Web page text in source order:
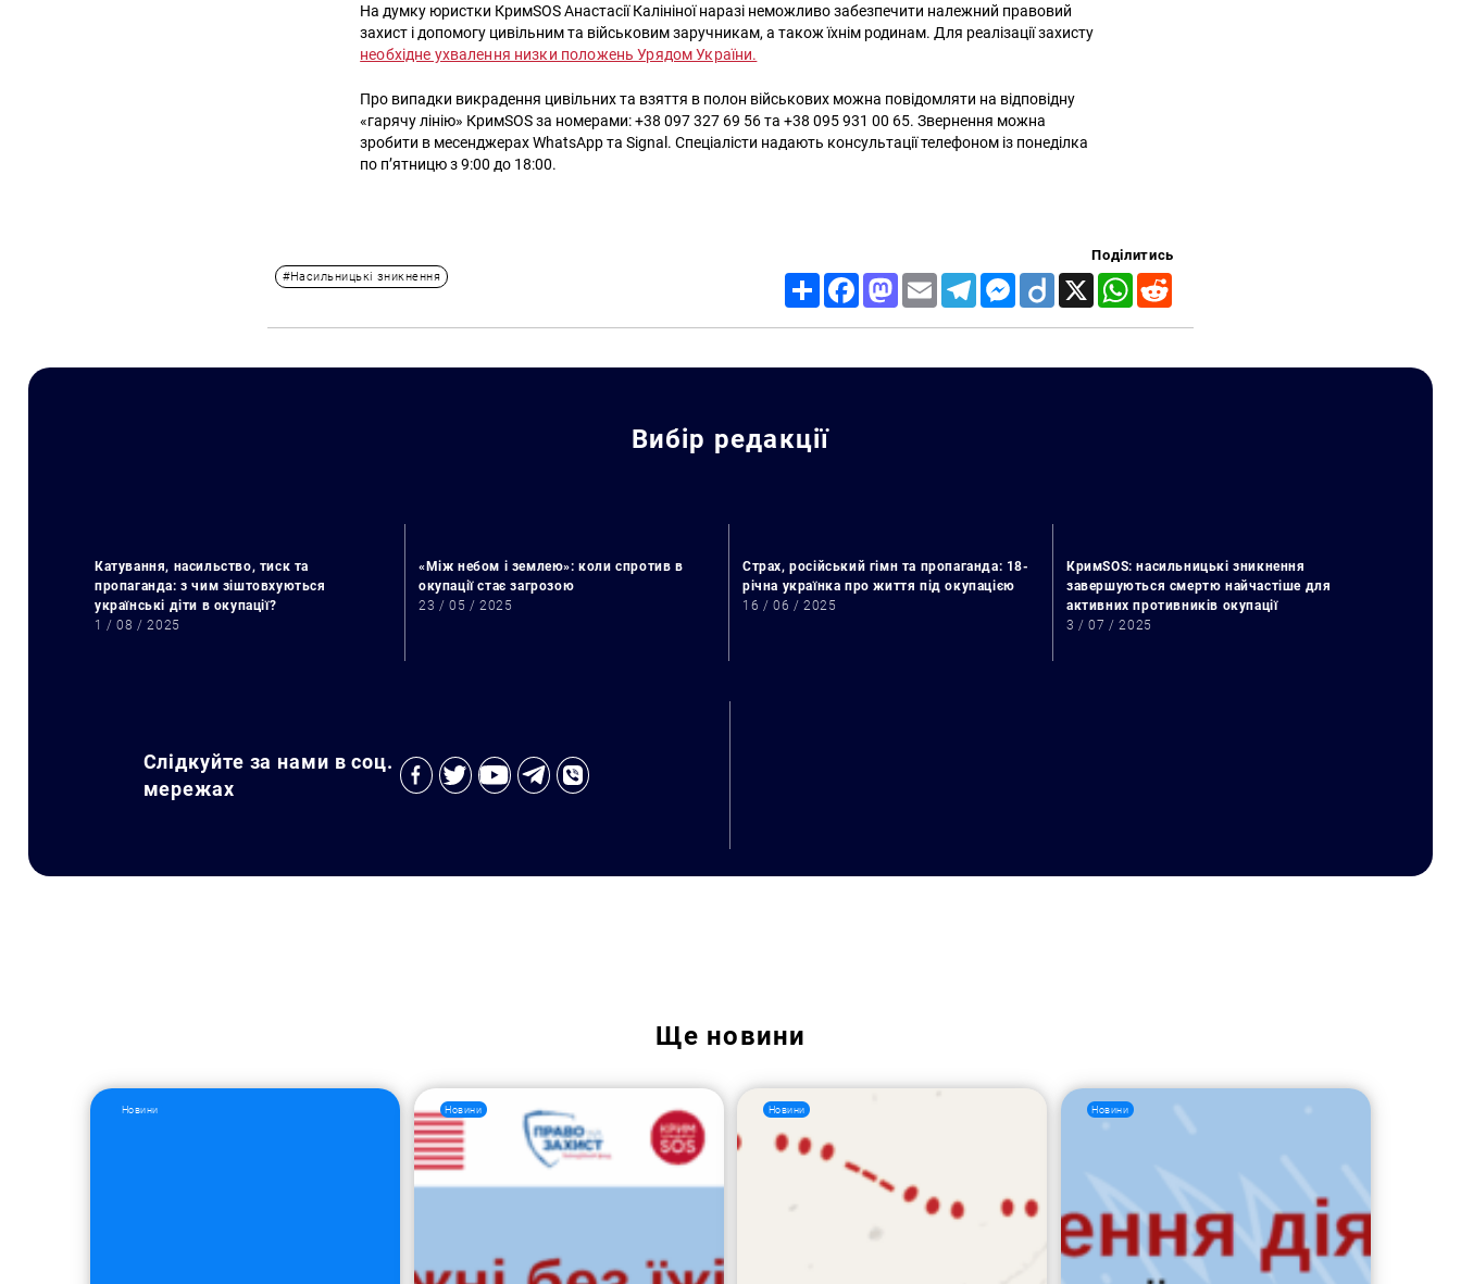
На думку юристки КримSOS Анастасії Калініної наразі неможливо забезпечити належний правовий
захист і допомогу цивільним та військовим заручникам, а також їхнім родинам. Для реалізації захисту
необхідне ухвалення низки положень Урядом України.
Про випадки викрадення цивільних та взяття в полон військових можна повідомляти на відповідну
«гарячу лінію» КримSOS за номерами: +38 097 327 69 56 та +38 095 931 00 65. Звернення можна
зробити в месенджерах WhatsApp та Signal. Спеціалісти надають консультації телефоном із понеділка
по п’ятницю з 9:00 до 18:00.
#Насильницькі зникнення
Поділитись
Share FacebookMastodon
Email TelegramMessenger
Diigo X WhatsApp
Вибір редакції
Катування, насильство, тиск та
пропаганда: з чим зіштовхуються
українські діти в окупації?
1 / 08 / 2025
«Між небом і землею»: коли спротив в
окупації стає загрозою
23 / 05 / 2025
Страх, російський гімн та пропаганда: 18-
річна українка про життя під окупацією
16 / 06 / 2025
КримSOS: насильницькі зникнення
завершуються смертю найчастіше для
активних противників окупації
3 / 07 / 2025
Слідкуйте за нами в соц.
мережах
Ще новини
Новини Новини Новини Новини